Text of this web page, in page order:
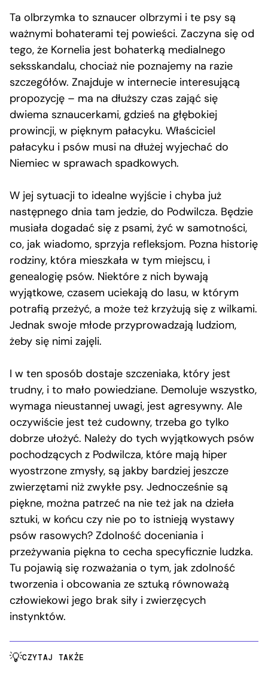
Ta olbrzymka to sznaucer olbrzymi i te psy są
ważnymi bohaterami tej powieści. Zaczyna się od
tego, że Kornelia jest bohaterką medialnego
seksskandalu, chociaż nie poznajemy na razie
szczegółów. Znajduje w internecie interesującą
propozycję – ma na dłuższy czas zająć się
dwiema sznaucerkami, gdzieś na głębokiej
prowincji, w pięknym pałacyku. Właściciel
pałacyku i psów musi na dłużej wyjechać do
Niemiec w sprawach spadkowych.
W jej sytuacji to idealne wyjście i chyba już
następnego dnia tam jedzie, do Podwilcza. Będzie
musiała dogadać się z psami, żyć w samotności,
co, jak wiadomo, sprzyja refleksjom. Pozna historię
rodziny, która mieszkała w tym miejscu, i
genealogię psów. Niektóre z nich bywają
wyjątkowe, czasem uciekają do lasu, w którym
potrafią przeżyć, a może też krzyżują się z wilkami.
Jednak swoje młode przyprowadzają ludziom,
żeby się nimi zajęli.
I w ten sposób dostaje szczeniaka, który jest
trudny, i to mało powiedziane. Demoluje wszystko,
wymaga nieustannej uwagi, jest agresywny. Ale
oczywiście jest też cudowny, trzeba go tylko
dobrze ułożyć. Należy do tych wyjątkowych psów
pochodzących z Podwilcza, które mają hiper
wyostrzone zmysły, są jakby bardziej jeszcze
zwierzętami niż zwykłe psy. Jednocześnie są
piękne, można patrzeć na nie też jak na dzieła
sztuki, w końcu czy nie po to istnieją wystawy
psów rasowych? Zdolność doceniania i
przeżywania piękna to cecha specyficznie ludzka.
Tu pojawią się rozważania o tym, jak zdolność
tworzenia i obcowania ze sztuką równoważą
człowiekowi jego brak siły i zwierzęcych
instynktów.
CZYTAJ TAKŻE